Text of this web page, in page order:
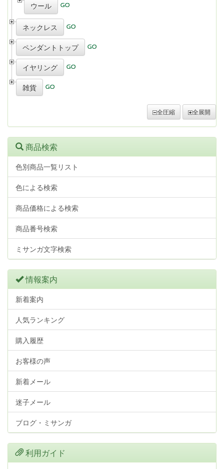
ウール
ネックレス
ペンダントトップ
イヤリング
雑貨
全圧縮 全展開
商品検索
色別商品一覧リスト
色による検索
商品価格による検索
商品番号検索
ミサンガ文字検索
情報案内
新着案内
人気ランキング
購入履歴
お客様の声
新着メール
迷子メール
ブログ・ミサンガ
利用ガイド